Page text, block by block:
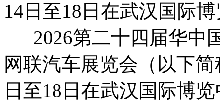
14日至18日在武汉国际
2026第二十四届华中
网联汽车展览会（以下
日至18日在武汉国际博